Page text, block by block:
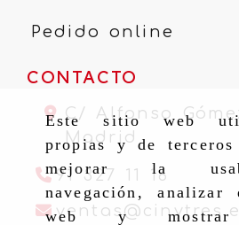
Este sitio web
propias y de terceros
mejorar la
navegación,
web y mostrar
Pedido online
CONTACTO
C/ Alfonso
Madrid
91 327 11 16
ventas